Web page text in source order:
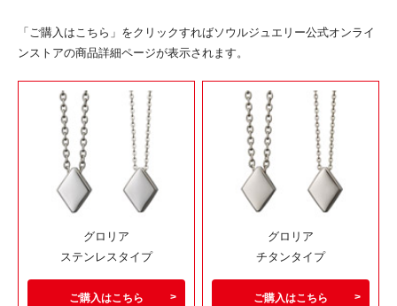
「ご購入はこちら」をクリックすればソウルジュエリー公式オンライ
ンストアの商品詳細ページが表示されます。
グロリア
ステンレスタイプ
ご購入はこちら
グロリア
チタンタイプ
ご購入はこちら